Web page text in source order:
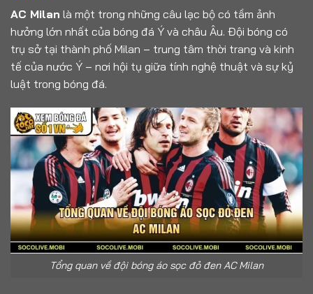
AC Milan là một trong những câu lạc bộ có tầm ảnh
hưởng lớn nhất của bóng đá Ý và châu Âu. Đội bóng có
trụ sở tại thành phố Milan – trung tâm thời trang và kinh
tế của nước Ý – nơi hội tụ giữa tính nghệ thuật và sự kỷ
luật trong bóng đá.
Tổng quan về đội bóng áo sọc đỏ đen AC Milan